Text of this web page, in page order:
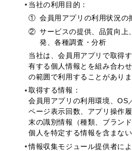
当社の利用目的：
① 会員用アプリの利用状況の
② サービスの提供、品質向上
発、各種調査・分析
当社は、会員用アプリで取得
有する個人情報とを組み合わ
の範囲で利用することがありま
取得する情報：
会員用アプリの利用環境、OS
ページ表示回数、アプリ操作
末の識別情報（種類、ブラン
個人を特定する情報を含まな
情報収集モジュール提供者に